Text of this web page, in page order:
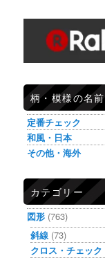
柄・模様の名
定番チェック
和風・日本
その他・海外
カテゴリー
図形 (763)
斜線 (73)
クロス・チェック